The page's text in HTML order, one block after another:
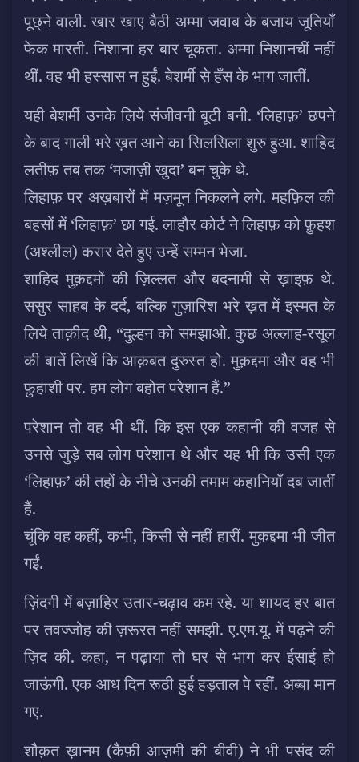
पूछ्ने वाली. खार खाए बैठी अम्मा जवाब के बजाय जूतियाँ
फेंक मारती. निशाना हर बार चूकता. अम्मा निशानचीं नहीं
थीं. वह भी हस्सास न हुईं. बेशर्मी से हँस के भाग जातीं.
यही बेशर्मी उनके लिये संजीवनी बूटी बनी. ‘लिहाफ़’ छपने
के बाद गाली भरे ख़त आने का सिलसिला शुरु हुआ. शाहिद
लतीफ़ तब तक ‘मजाज़ी खुदा’ बन चुके थे.
लिहाफ़ पर अख़बारों में मज़मून निकलने लगे. महफ़िल की
बहसों में ‘लिहाफ़’ छा गई. लाहौर कोर्ट ने लिहाफ़ को फ़ुहश
(अश्लील) करार देते हुए उन्हें सम्मन भेजा.
शाहिद मुक़द्दमों की ज़िल्लत और बदनामी से ख़ाइफ़ थे.
ससुर साहब के दर्द, बल्कि गुज़ारिश भरे ख़त में इस्मत के
लिये ताक़ीद थी, “दुल्हन को समझाओ. कुछ अल्लाह-रसूल
की बातें लिखें कि आक़बत दुरुस्त हो. मुक़द्दमा और वह भी
फ़ुहाशी पर. हम लोग बहोत परेशान हैं.”
परेशान तो वह भी थीं. कि इस एक कहानी की वजह से
उनसे जुड़े सब लोग परेशान थे और यह भी कि उसी एक
‘लिहाफ़’ की तहों के नीचे उनकी तमाम कहानियाँ दब जातीं
हैं.
चूंकि वह कहीं, कभी, किसी से नहीं हारीं. मुक़द्दमा भी जीत
गईं.
ज़िंदगी में बज़ाहिर उतार-चढ़ाव कम रहे. या शायद हर बात
पर तवज्जोह की ज़रूरत नहीं समझी. ए.एम.यू. में पढ़ने की
ज़िद की. कहा, न पढ़ाया तो घर से भाग कर ईसाई हो
जाऊंगी. एक आध दिन रूठी हुई हड़ताल पे रहीं. अब्बा मान
गए.
शौक़त ख़ानम (कैफ़ी आज़मी की बीवी) ने भी पसंद की